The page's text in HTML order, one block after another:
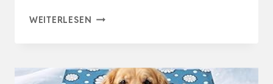
WEITERLESEN BEDSURE
HUNDE